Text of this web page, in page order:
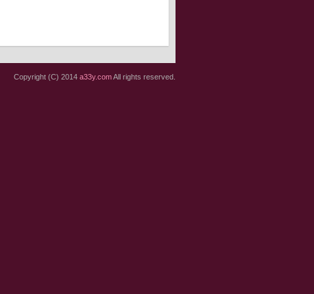
Copyright (C) 2014 a33y.comAll rights reserved.